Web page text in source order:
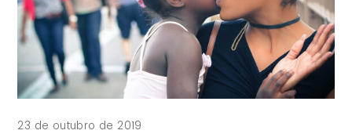
23 de outubro de 2019